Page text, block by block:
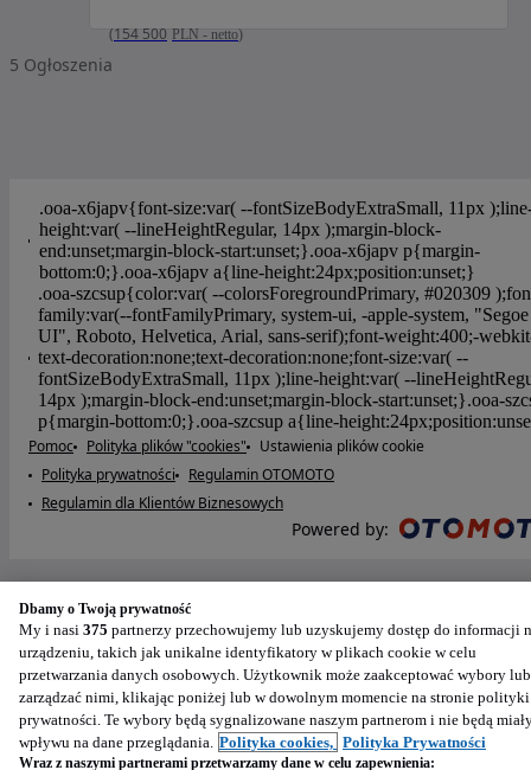
(154 500 PLN - netto)
5 Ogłoszenia
Pomoc Polityka plików "cookies"
Ustawienia plików cookie
Polityka prywatności
Regulamin OTOMOTO
Regulamin dla Klientów Biznesowych
Powered by:
Dbamy o Twoją prywatność
My i nasi 375 partnerzy przechowujemy lub uzyskujemy dostęp do informacji
urządzeniu, takich jak unikalne identyfikatory w plikach cookie w celu
przetwarzania danych osobowych. Użytkownik może zaakceptować wybory lub
zarządzać nimi, klikając poniżej lub w dowolnym momencie na stronie polityki
prywatności. Te wybory będą sygnalizowane naszym partnerom i nie będą
wpływu na dane przeglądania. Polityka cookies, Polityka Prywatności
Wraz z naszymi partnerami przetwarzamy dane w celu zapewnienia: